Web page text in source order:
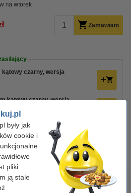
były jak
cookie i
pliki
ją stale
na wtorek
Zamawiam
kątowy czarny, wersja
kątowy czarny, wersja
produkty